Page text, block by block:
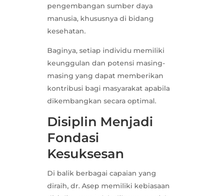
pengembangan sumber daya
manusia, khususnya di bidang
kesehatan.
Baginya, setiap individu memiliki
keunggulan dan potensi masing-
masing yang dapat memberikan
kontribusi bagi masyarakat apabila
dikembangkan secara optimal.
Disiplin Menjadi
Fondasi
Kesuksesan
Di balik berbagai capaian yang
diraih, dr. Asep memiliki kebiasaan